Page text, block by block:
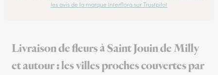
les avis de la marque Interflora sur Trustpilot
Livraison de fleurs à Saint Jouin de Milly
et autour : les villes proches couvertes par